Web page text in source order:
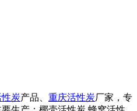
性炭产品、 重庆活性炭厂家，专